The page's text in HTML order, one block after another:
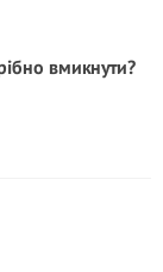
вмикнути?